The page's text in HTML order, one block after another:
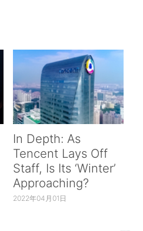
In Depth: As
Tencent Lays Off
Staff, Is Its ‘Winter’
Approaching?
2022年04月01日